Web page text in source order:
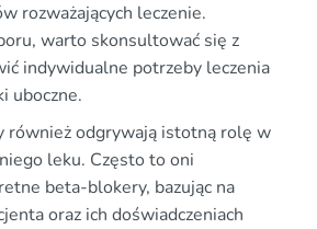
rozważających leczenie.
warto skonsultować się z
indywidualne potrzeby leczenia
uboczne.
również odgrywają istotną rolę w
leku. Często to oni
beta-blokery, bazując na
oraz ich doświadczeniach